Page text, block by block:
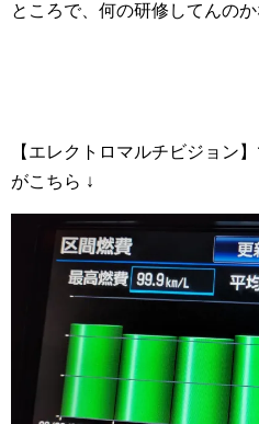
ところで、何の研修してんの
【エレクトロマルチビジョン
がこちら ↓